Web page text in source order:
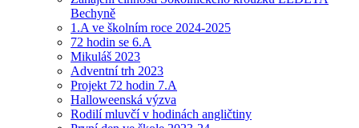
Bechyně
1.A ve školním roce 2024-2025
72 hodin se 6.A
Mikuláš 2023
Adventní trh 2023
Projekt 72 hodin 7.A
Halloweenská výzva
Rodilí mluvčí v hodinách angličtiny